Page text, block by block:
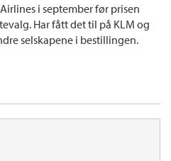
i september før prisen
Har fått det til på KLM og
selskapene i bestillingen.